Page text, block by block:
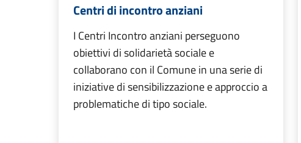
Centri di incontro anziani
I Centri Incontro anziani perseguono
obiettivi di solidarietà sociale e
collaborano con il Comune in una serie di
iniziative di sensibilizzazione e approccio a
problematiche di tipo sociale.